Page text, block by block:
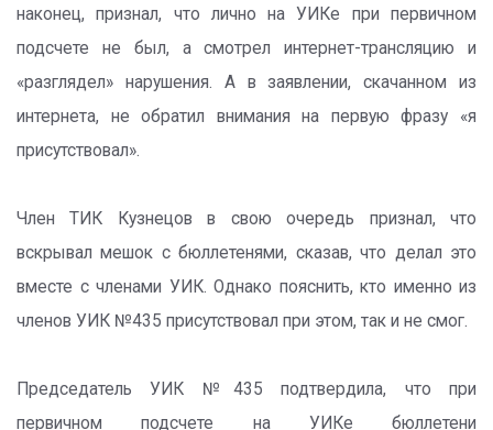
наконец, признал, что лично на УИКе при первичном
подсчете не был, а смотрел интернет-трансляцию и
«разглядел» нарушения. А в заявлении, скачанном из
интернета, не обратил внимания на первую фразу «я
присутствовал».
Член ТИК Кузнецов в свою очередь признал, что
вскрывал мешок с бюллетенями, сказав, что делал это
вместе с членами УИК. Однако пояснить, кто именно из
членов УИК №435 присутствовал при этом, так и не смог.
Председатель УИК №435 подтвердила, что при
первичном подсчете на УИКе бюллетени